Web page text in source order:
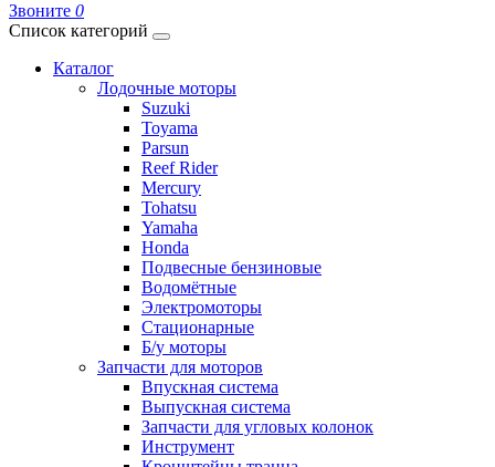
Звоните 0
Список категорий
Каталог
Лодочные моторы
Suzuki
Toyama
Parsun
Reef Rider
Mercury
Tohatsu
Yamaha
Honda
Подвесные бензиновые
Водомётные
Электромоторы
Стационарные
Б/у моторы
Запчасти для моторов
Впускная система
Выпускная система
Запчасти для угловых колонок
Инструмент